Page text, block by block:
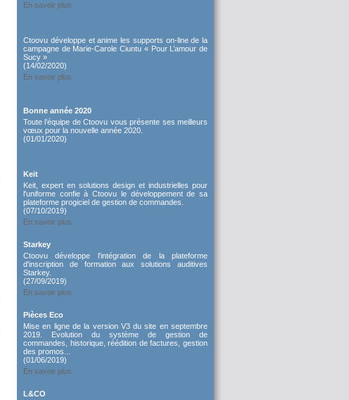
En savoir plus
Ctoovu développe et anime les supports on-line de la
campagne de Marie-Carole Ciuntu « Pour L’amour de
Sucy »
(14/02/2020)
En savoir plus
Bonne année 2020
Toute l’équipe de Ctoovu vous présente ses meilleurs
vœux pour la nouvelle année 2020.
(01/01/2020)
Keit
Keit, expert en solutions design et industrielles pour
l'uniforme confie à Ctoovu le développement de sa
plateforme progiciel de gestion de commandes.
(07/10/2019)
En savoir plus
Starkey
Ctoovu développe l'intégration de la plateforme
d'inscription de formation aux solutions auditives
Starkey.
(27/09/2019)
En savoir plus
Pièces Eco
Mise en ligne de la version V3 du site en septembre
2019. Evolution du système de gestion de
commandes, historique, réédition de factures, gestion
des promos...
(01/06/2019)
En savoir plus
L&CO